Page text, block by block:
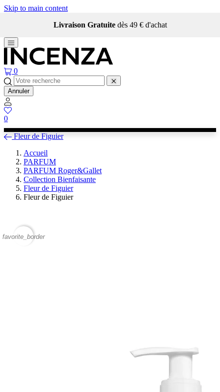
Skip to main content
Livraison Gratuite dès 49 € d'achat
0
Annuler
0
Fleur de Figuier
Accueil
PARFUM
PARFUM Roger&Gallet
Collection Bienfaisante
Fleur de Figuier
Fleur de Figuier
favorite_border